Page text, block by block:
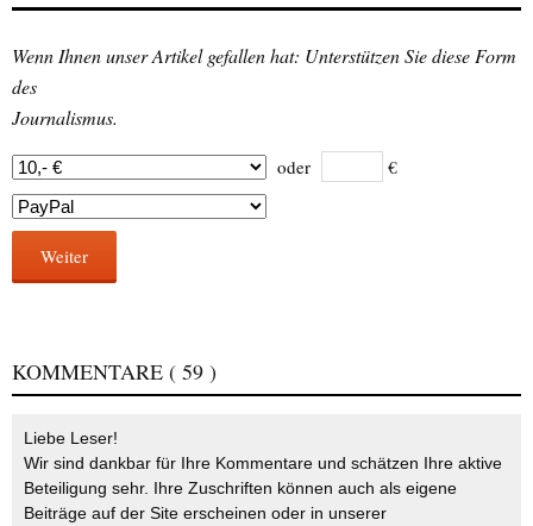
Wenn Ihnen unser Artikel gefallen hat: Unterstützen Sie diese Form
des
Journalismus.
oder €
Weiter
KOMMENTARE ( 59 )
Liebe Leser!
Wir sind dankbar für Ihre Kommentare und schätzen Ihre aktive
Beteiligung sehr. Ihre Zuschriften können auch als eigene
Beiträge auf der Site erscheinen oder in unserer